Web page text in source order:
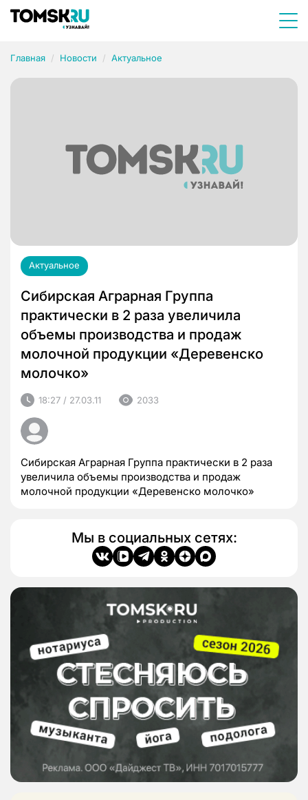
Главная Новости Актуальное
Актуальное
Сибирская Аграрная Группа
практически в 2 раза увеличила
объемы производства и продаж
молочной продукции «Деревенско
молочко»
18:27 / 27.03.11 2033
Сибирская Аграрная Группа практически в 2 раза
увеличила объемы производства и продаж
молочной продукции «Деревенско молочко»
Мы в социальных сетях: